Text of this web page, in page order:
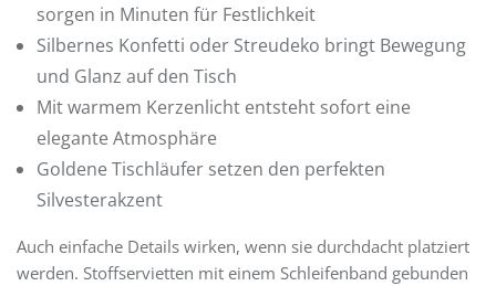
sorgen in Minuten für Festlichkeit
Silbernes Konfetti oder Streudeko bringt Bewegung
und Glanz auf den Tisch
Mit warmem Kerzenlicht entsteht sofort eine
elegante Atmosphäre
Goldene Tischläufer setzen den perfekten
Silvesterakzent
Auch einfache Details wirken, wenn sie durchdacht platziert
werden. Stoffservietten mit einem Schleifenband gebunden